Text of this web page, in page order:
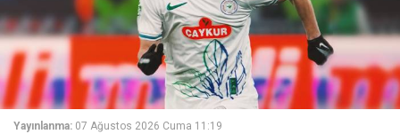
Yayınlanma: 07 Ağustos 2026 Cuma 11:19